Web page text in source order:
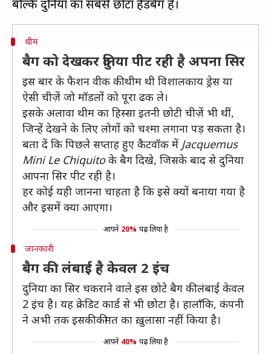
थीम
बैग को देखकर दुनिया पीट रही है अपना सिर
इस बार के फैशन वीक की थीम थी विशालकाय ड्रेस या
ऐसी चीज़ें जो मॉडलों को पूरा ढक ले।
इसके अलावा थीम का हिस्सा इतनी छोटी चीज़ें भी थीं,
जिन्हें देखने के लिए लोगों को चश्मा लगाना पड़ सकता है।
बता दें कि पिछले सप्ताह हुए कैटवॉक में Jacquemus
Mini Le Chiquitoके बैग दिखे, जिसके बाद से दुनिया
आपना सिर पीट रही है।
हर कोई यही जानना चाहता है कि इसे क्यों बनाया गया है
और इसमें क्या आएगा।
आपने 20% पढ़ लिया है
जानकारी
बैग की लंबाई है केवल 2 इंच
दुनिया का सिर चकराने वाले इस छोटे बैग की लंबाई केवल
2 इंच है। यह क्रेडिट कार्ड से भी छोटा है। हालाँकि, कंपनी
ने अभी तक इसकी कीमत का ख़ुलासा नहीं किया है।
आपने 40% पढ़ लिया है